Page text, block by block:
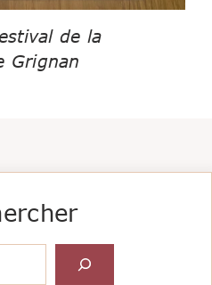
de la
Grignan